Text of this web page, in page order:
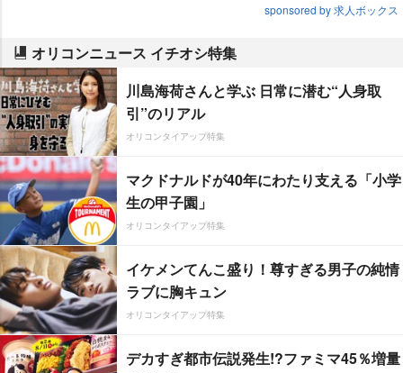
sponsored by 求人ボックス
オリコンニュース イチオシ特集
川島海荷さんと学ぶ 日常に潜む“人身取
引”のリアル
オリコンタイアップ特集
マクドナルドが40年にわたり支える「小学
生の甲子園」
オリコンタイアップ特集
イケメンてんこ盛り！尊すぎる男子の純情
ラブに胸キュン
オリコンタイアップ特集
デカすぎ都市伝説発生!?ファミマ45％増量